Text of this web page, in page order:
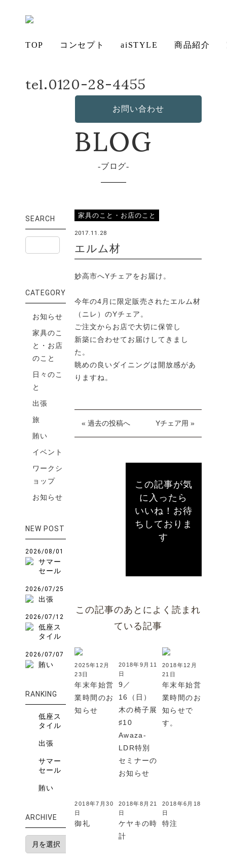
TOP コンセプト
いて
保証につ
aiSTYLE 商品紹介
ソフ
ベッ
デス
造
ファ
tel.0120-28-4455
お問い合わせ
BLOG
ブログ
家具のこと・お店のこと
2017.11.28
エルム材
妙高市へYチェアをお届け。
今年の4月に限定販売されたエルム材
（ニレ）のYチェア。
ご注文からお店で大切に保管し
新築に合わせてお届けしてきまし
た。
眺めの良いダイニングは開放感があ
りますね。
« 過去の投稿へ Yチェア用 »
この記事が気
に入ったら
いいね！お待
ちしておりま
す
この記事のあとによく読まれ
ている記事
2025年12月
23日
年末年始営
業時間のお
知らせ
2018年9月11
日
9／
16（日）
木の椅子展
♯10
Awaza-
LDR特別
セミナーの
お知らせ
2018年12月
21日
年末年始営
業時間のお
知らせで
す。
2018年7月30
日
御礼
2018年8月21
日
ケヤキの時
計
2018年6月18
日
特注
SEARCH
CATEGORY
お知らせ
家具のこ
と・お店
のこと
日々のこ
と
出張
旅
賄い
イベント
ワークシ
ョップ
お知らせ
NEW POST
2026/08/01
サマー
セール
2026/07/25
出張
2026/07/12
低座ス
タイル
2026/07/07
賄い
RANKING
低座ス
タイル
出張
サマー
セール
賄い
ARCHIVE